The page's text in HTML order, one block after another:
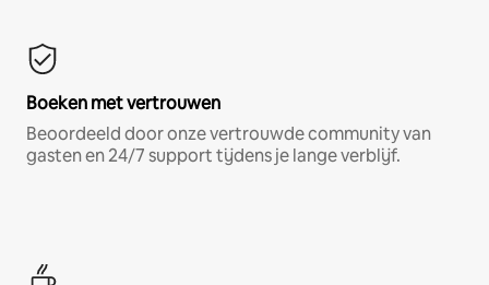
Boeken met vertrouwen
Beoordeeld door onze vertrouwde community van
gasten en 24/7 support tijdens je lange verblijf.